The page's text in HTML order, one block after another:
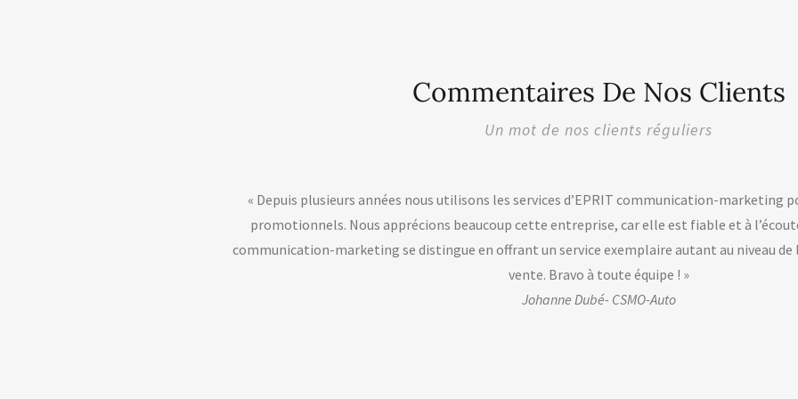
Commentaires De Nos Clients
Un mot de nos clients réguliers
« Depuis plusieurs années nous utilisons les services d’EPRIT communication-marketing pour l’achat de nos articles
promotionnels. Nous apprécions beaucoup cette entreprise, car elle est fiable et à l’écoute de nos besoins. ESPRIT
communication-marketing se distingue en offrant un service exemplaire autant au niveau de l’achat que du service après-